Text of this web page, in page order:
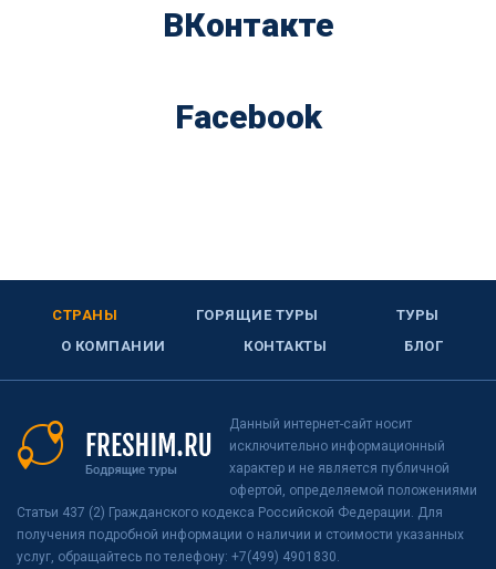
ВКонтакте
Facebook
СТРАНЫ ГОРЯЩИЕ ТУРЫ
ТУРЫ
О КОМПАНИИ
КОНТАКТЫ БЛОГ
Данный интернет-сайт носит
исключительно информационный
характер и не является публичной
офертой, определяемой положениями
Статьи 437 (2) Гражданского кодекса Российской Федерации. Для
получения подробной информации о наличии и стоимости указанных
услуг, обращайтесь по телефону: +7(499) 4901830.